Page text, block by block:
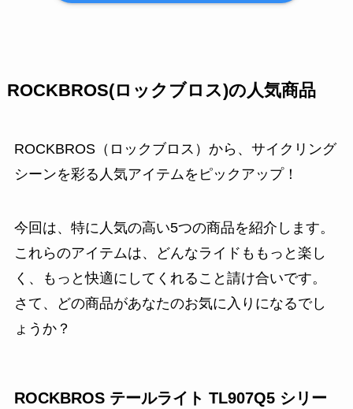
ROCKBROS(ロックブロス)の人気商品
ROCKBROS（ロックブロス）から、サイクリング
シーンを彩る人気アイテムをピックアップ！
今回は、特に人気の高い5つの商品を紹介します。
これらのアイテムは、どんなライドももっと楽し
く、もっと快適にしてくれること請け合いです。
さて、どの商品があなたのお気に入りになるでし
ょうか？
ROCKBROS テールライト TL907Q5 シリー